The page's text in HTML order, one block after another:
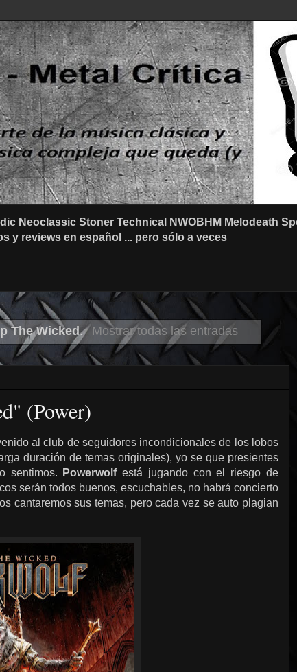
Neoclassic Stoner Technical NWOBHM Melodeath
y reviews en español ... pero sólo a veces
The Wicked. Mostrar todas las entradas
(Power)
al club de seguidores incondicionales de los lobos
duración de temas originales), yo se que presientes
sentimos.
Powerwolfestá jugando con el riesgo de
serán todos buenos, escuchables, no habrá concierto
cantaremos sus temas, pero cada vez se auto plagian